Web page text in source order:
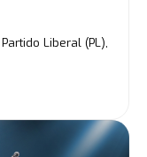
Liberal (PL),